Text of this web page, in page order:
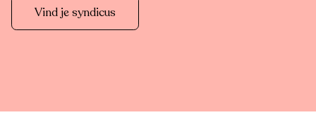
Vind je syndicus